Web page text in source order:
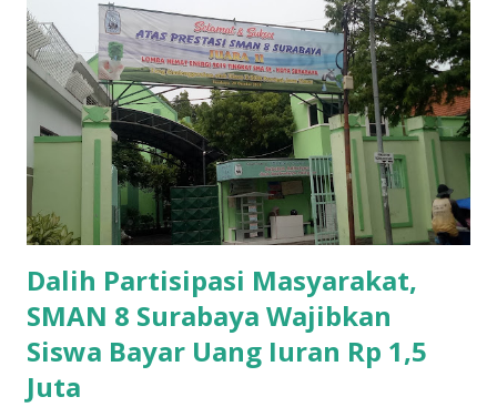
Dalih Partisipasi Masyarakat,
SMAN 8 Surabaya Wajibkan
Siswa Bayar Uang Iuran Rp 1,5
Juta